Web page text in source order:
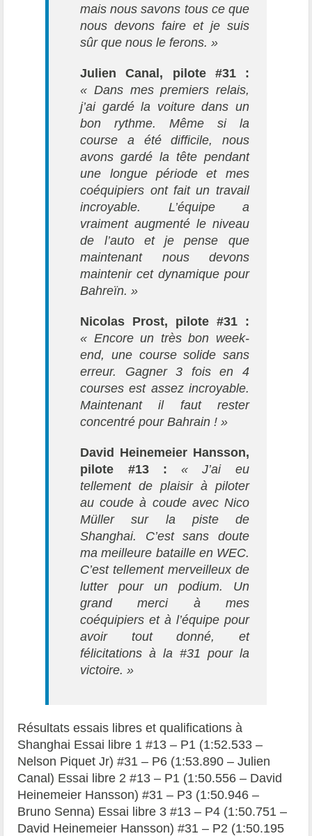
mais nous savons tous ce que
nous devons faire et je suis
sûr que nous le ferons. »
Julien Canal, pilote #31 :
« Dans mes premiers relais,
j’ai gardé la voiture dans un
bon rythme. Même si la
course a été difficile, nous
avons gardé la tête pendant
une longue période et mes
coéquipiers ont fait un travail
incroyable. L’équipe a
vraiment augmenté le niveau
de l’auto et je pense que
maintenant nous devons
maintenir cet dynamique pour
Bahreïn. »
Nicolas Prost, pilote #31 :
« Encore un très bon week-
end, une course solide sans
erreur. Gagner 3 fois en 4
courses est assez incroyable.
Maintenant il faut rester
concentré pour Bahrain ! »
David Heinemeier Hansson,
pilote #13 :« J’ai eu
tellement de plaisir à piloter
au coude à coude avec Nico
Müller sur la piste de
Shanghai. C’est sans doute
ma meilleure bataille en WEC.
C’est tellement merveilleux de
lutter pour un podium. Un
grand merci à mes
coéquipiers et à l’équipe pour
avoir tout donné, et
félicitations à la #31 pour la
victoire. »
Résultats essais libres et qualifications à
Shanghai Essai libre 1 #13 – P1 (1:52.533 –
Nelson Piquet Jr) #31 – P6 (1:53.890 – Julien
Canal) Essai libre 2 #13 – P1 (1:50.556 – David
Heinemeier Hansson) #31 – P3 (1:50.946 –
Bruno Senna) Essai libre 3 #13 – P4 (1:50.751 –
David Heinemeier Hansson) #31 – P2 (1:50.195